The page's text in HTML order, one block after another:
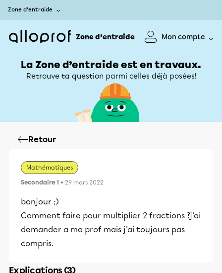
Zone d’entraide
Zone d’entraide Mon compte
La Zone d’entraide est en travaux.
Retrouve ta question parmi celles déjà posées!
Retour
Mathématiques
Secondaire 1 • 29 mars 2022
bonjour ;)
Comment faire pour multiplier 2 fractions ?j'ai
demander a ma prof mais j'ai toujours pas
compris.
Explications (3)